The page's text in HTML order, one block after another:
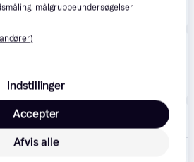
1.299 kr.
4.0(1)
5.0(3)
kr. fragt,5 dage
målgruppeundersøgelser
Indstillinger
Afvis alle
Accepter